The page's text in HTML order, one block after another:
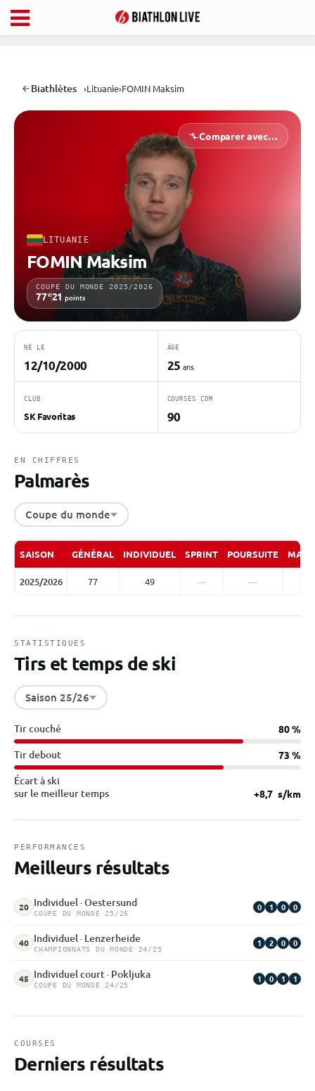
Biathlètes ›Lituanie›FOMIN Maksim
LITUANIE
FOMIN Maksim
COUPE DU MONDE 2025/2026
77e21 points
Comparer avec…
NÉ LE
12/10/2000
ÂGE
25 ans
CLUB
SK Favoritas
COURSES CDM
90
EN CHIFFRES
Palmarès
Coupe du monde
SAISON GÉNÉRAL INDIVIDUEL SPRINT POURSUITE
2025/2026 77 49 — —
STATISTIQUES
Tirs et temps de ski
Saison 25/26
Tir couché 80 %
Tir debout 73 %
Écart à ski
sur le meilleur temps
+8,7 s/km
PERFORMANCES
Meilleurs résultats
20 Individuel · Oestersund
COUPE DU MONDE 25/26
0 1 0 0
40 Individuel · Lenzerheide
CHAMPIONNATS DU MONDE 24/25
1 2 0 0
45 Individuel court · Pokljuka
COUPE DU MONDE 24/25
1 0 1 1
COURSES
Derniers résultats